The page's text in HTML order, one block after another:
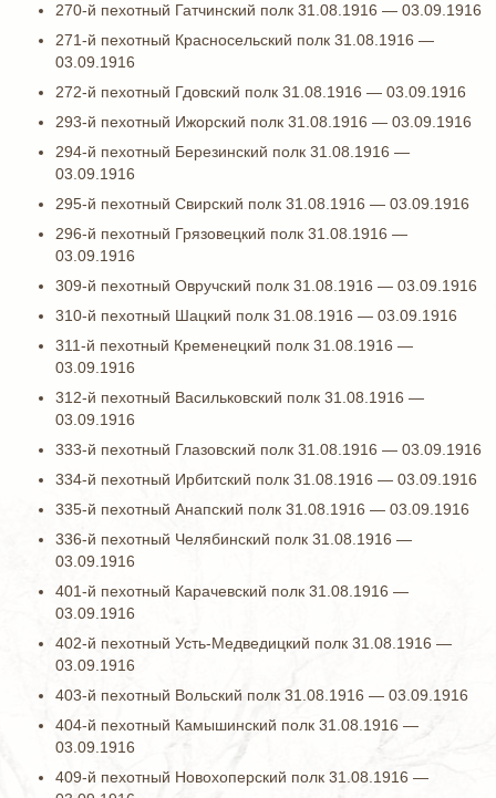
270-й пехотный Гатчинский полк 31.08.1916 — 03.09.1916
271-й пехотный Красносельский полк 31.08.1916 —
03.09.1916
272-й пехотный Гдовский полк 31.08.1916 — 03.09.1916
293-й пехотный Ижорский полк 31.08.1916 — 03.09.1916
294-й пехотный Березинский полк 31.08.1916 —
03.09.1916
295-й пехотный Свирский полк 31.08.1916 — 03.09.1916
296-й пехотный Грязовецкий полк 31.08.1916 —
03.09.1916
309-й пехотный Овручский полк 31.08.1916 — 03.09.1916
310-й пехотный Шацкий полк 31.08.1916 — 03.09.1916
311-й пехотный Кременецкий полк 31.08.1916 —
03.09.1916
312-й пехотный Васильковский полк 31.08.1916 —
03.09.1916
333-й пехотный Глазовский полк 31.08.1916 — 03.09.1916
334-й пехотный Ирбитский полк 31.08.1916 — 03.09.1916
335-й пехотный Анапский полк 31.08.1916 — 03.09.1916
336-й пехотный Челябинский полк 31.08.1916 —
03.09.1916
401-й пехотный Карачевский полк 31.08.1916 —
03.09.1916
402-й пехотный Усть-Медведицкий полк 31.08.1916 —
03.09.1916
403-й пехотный Вольский полк 31.08.1916 — 03.09.1916
404-й пехотный Камышинский полк 31.08.1916 —
03.09.1916
409-й пехотный Новохоперский полк 31.08.1916 —